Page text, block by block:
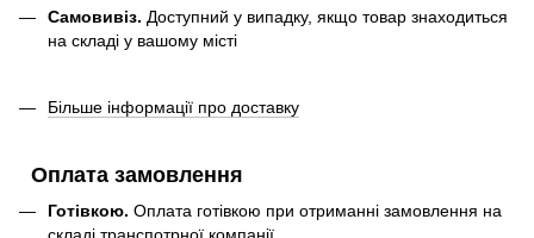
Самовивіз. Доступний у випадку, якщо товар знаходиться
на складі у вашому місті
Більше інформації про доставку
Оплата замовлення
Готівкою. Оплата готівкою при отриманні замовлення на